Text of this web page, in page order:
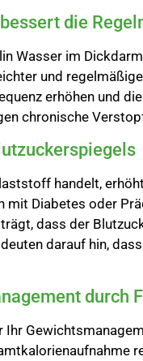
die
Wasser im
und
erhöhen und
chronische
handelt,
mit Diabetes oder
dass der
darauf hin,
durch